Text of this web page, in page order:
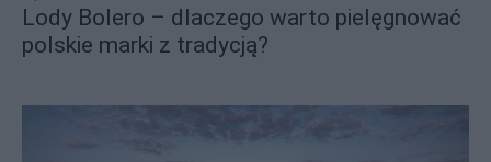
Lody Bolero – dlaczego warto pielęgnować
polskie marki z tradycją?